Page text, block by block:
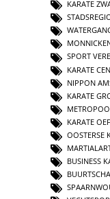
KARATE
SPORT
KARATE
NIPPON
KARATE
KARATE
OOSTERSE
BUSINESS